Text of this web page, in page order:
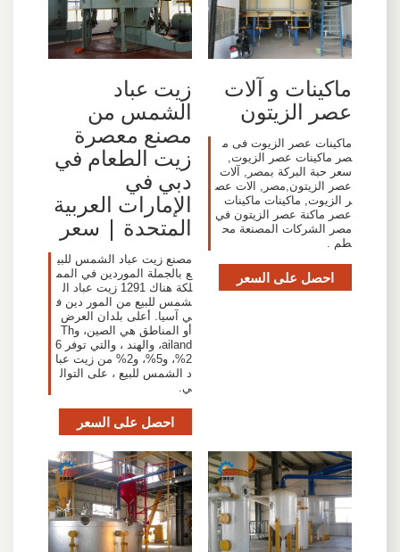
ماكينات و آلات
عصر الزيتون
ماكينات عصر الزيوت فى م
صر ماكينات عصر الزيوت,
سعر حبة البركة بمصر, آلات
عصر الزيتون,مصر, الات عص
ر الزيوت, ماكينات ماكينات
عصر ماكنة عصر الزيتون في
مصر الشركات المصنعة مح
طم .
احصل على السعر
زيت عباد
الشمس من
مصنع معصرة
زيت الطعام في
دبي في
الإمارات العربية
المتحدة | سعر
مصنع زيت عباد الشمس للبي
ع بالجملة الموردين في المم
لكة هناك 1291 زيت عباد ال
شمس للبيع من المور دين ف
ي آسيا. أعلى بلدان العرض
أو المناطق هي الصين، وTh
ailand، والهند ، والتي توفر 6
2%، و5%، و2% من زيت عبا
د الشمس للبيع ، على التوال
ي.
احصل على السعر